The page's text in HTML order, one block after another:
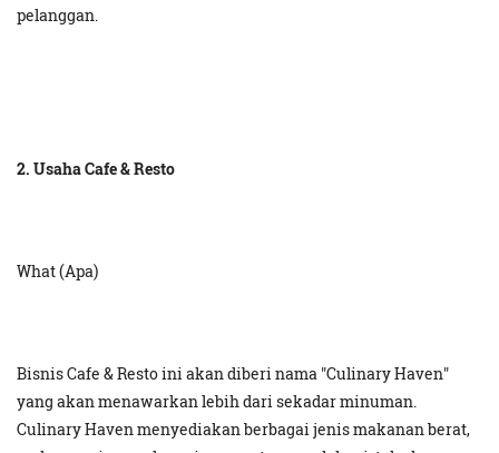
pelanggan.
2. Usaha Cafe & Resto
What (Apa)
Bisnis Cafe & Resto ini akan diberi nama "Culinary Haven"
yang akan menawarkan lebih dari sekadar minuman.
Culinary Haven menyediakan berbagai jenis makanan berat,